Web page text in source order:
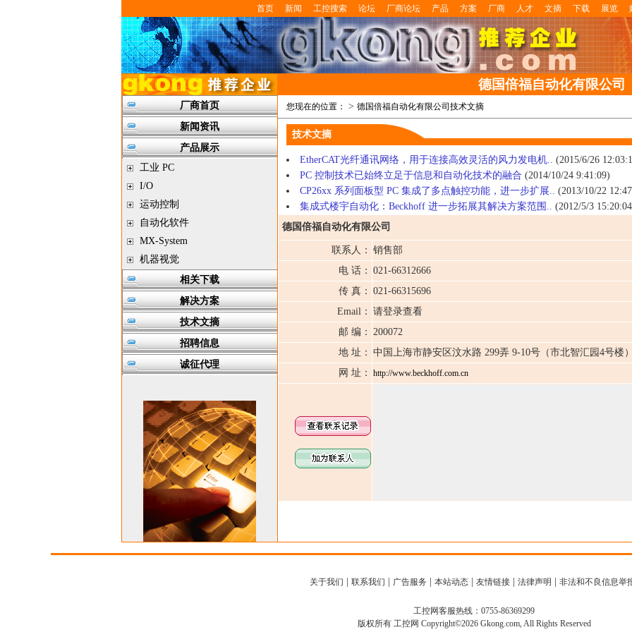
首页 新闻 工控搜索 论坛 厂商论坛 产品 方案 厂商 人才 文摘 下载 展览
厂商首页
新闻资讯
产品展示
工业 PC
I/O
运动控制
自动化软件
MX-System
机器视觉
相关下载
解决方案
技术文摘
招聘信息
诚征代理
德国倍福自动化有限公司
您现在的位置： > 德国倍福自动化有限公司技术文摘
技术文摘
EtherCAT光纤通讯网络，用于连接高效灵活的风力发电机.. (2015/6/26
PC 控制技术已始终立足于信息和自动化技术的融合 (2014/10/24 9:41:09)
CP26xx 系列面板型 PC 集成了多点触控功能，进一步扩展.. (2013/10/22
集成式楼宇自动化：Beckhoff 进一步拓展其解决方案范围.. (2012/5/3
德国倍福自动化有限公司
联系人： 销售部
电 话： 021-66312666
传 真： 021-66315696
Email： 请登录查看
邮 编： 200072
地 址： 中国上海市静安区汶水路 299弄 9-10号（市北智汇园4号楼
网 址：
http://www.beckhoff.com.cn
关于我们 联系我们 广告服务 本站动态| 友情链接| 法律声明 非法和不良信息举
工控网客服热线：0755-86369299
版权所有 工控网 Copyright©2026 Gkong.com, All Rights Reserved